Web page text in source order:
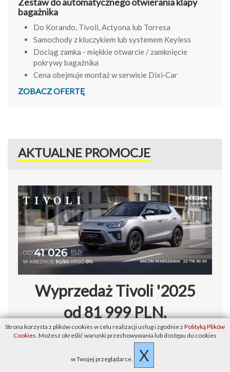
bagażnika
Do Korando, Tivoli, Actyona lub Torresa
Samochody z kluczykiem lub systemem Keyless
Dociąg zamka - miękkie otwarcie / zamknięcie
pokrywy bagażnika
Cena obejmuje montaż w serwisie Dixi‑Car
ZOBACZ OFERTĘ
AKTUALNE PROMOCJE
Wyprzedaż Tivoli '2025
od 81 999 PLN.
Dostępny Kredyt 50/50
Prawdziwe 0%.
Strona korzysta z plików cookies w celu realizacji usług i zgodnie z Polityką Plików
Cookies. Możesz określić warunki przechowywania lub dostępu do cookies
w Twojej przeglądarce. X